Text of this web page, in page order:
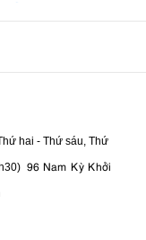
hai - Thứ sáu, Thứ
) 96 Nam Kỳ Khởi